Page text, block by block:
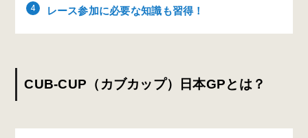
レース参加に必要な知識も習得！
CUB-CUP（カブカップ）日本GPとは？